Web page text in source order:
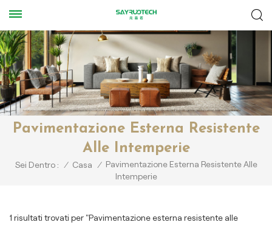
Pavimentazione Esterna Resistente
Alle Intemperie
Sei Dentro : / Casa / Pavimentazione Esterna Resistente Alle
Intemperie
1 risultati trovati per "Pavimentazione esterna resistente alle